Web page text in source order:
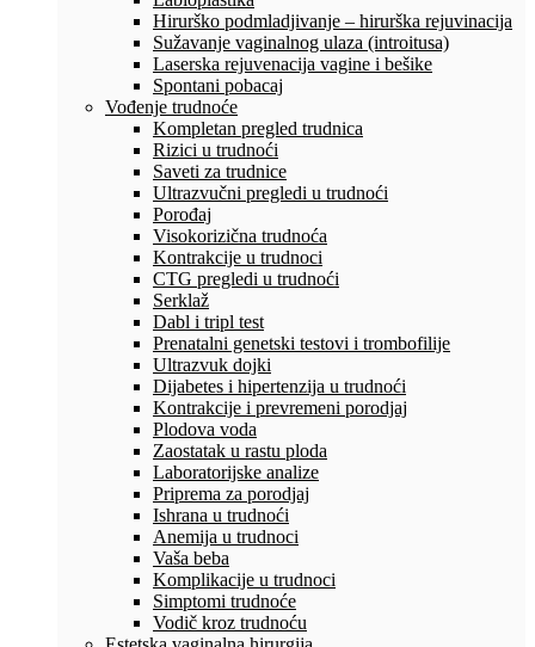
Hirurško podmladjivanje – hirurška rejuvinacija
Sužavanje vaginalnog ulaza (introitusa)
Laserska rejuvenacija vagine i bešike
Spontani pobacaj
Vođenje trudnoće
Kompletan pregled trudnica
Rizici u trudnoći
Saveti za trudnice
Ultrazvučni pregledi u trudnoći
Porođaj
Visokorizična trudnoća
Kontrakcije u trudnoci
CTG pregledi u trudnoći
Serklaž
Dabl i tripl test
Prenatalni genetski testovi i trombofilije
Ultrazvuk dojki
Dijabetes i hipertenzija u trudnoći
Kontrakcije i prevremeni porodjaj
Plodova voda
Zaostatak u rastu ploda
Laboratorijske analize
Priprema za porodjaj
Ishrana u trudnoći
Anemija u trudnoci
Vaša beba
Komplikacije u trudnoci
Simptomi trudnoće
Vodič kroz trudnoću